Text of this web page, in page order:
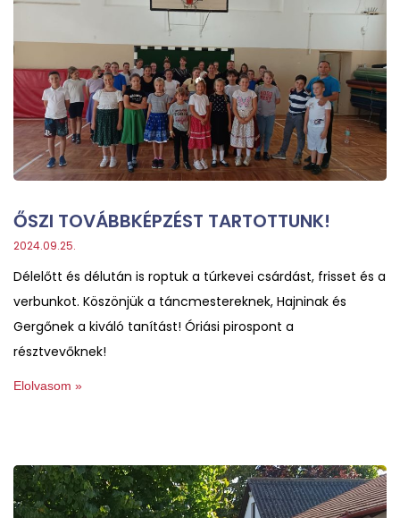
ŐSZI TOVÁBBKÉPZÉST TARTOTTUNK!
2024.09.25.
Délelőtt és délután is roptuk a túrkevei csárdást, frisset és a
verbunkot. Köszönjük a táncmestereknek, Hajninak és
Gergőnek a kiváló tanítást! Óriási pirospont a
résztvevőknek!
Elolvasom »